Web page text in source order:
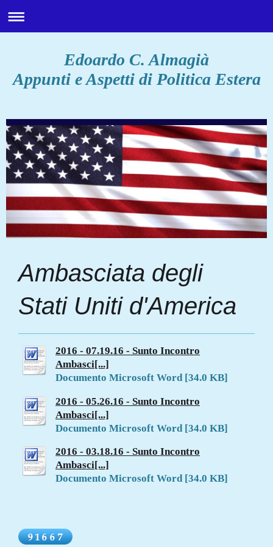
Edoardo C. Almagià
Appunti e Aspetti di Politica Estera
Ambasciata degli
Stati Uniti d'America
2016 - 07.19.16 - Sunto Incontro
Ambasci[...]
Documento Microsoft Word [34.0 KB]
2016 - 05.26.16 - Sunto Incontro
Ambasci[...]
Documento Microsoft Word [34.0 KB]
2016 - 03.18.16 - Sunto Incontro
Ambasci[...]
Documento Microsoft Word [34.0 KB]